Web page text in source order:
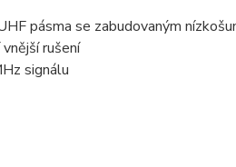
pásma se zabudovaným
rušení
signálu